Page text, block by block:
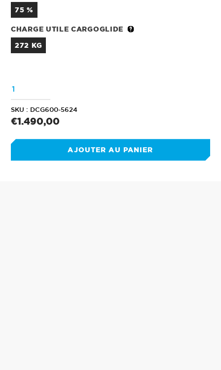
75 %
CHARGE UTILE CARGOGLIDE
272 KG
SKU : DCG600-5624
Prix
normal
€1.490,00
AJOUTER AU PANIER